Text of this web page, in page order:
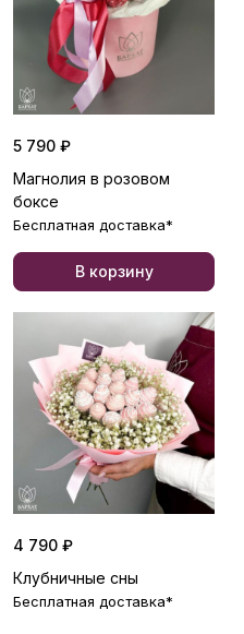
5 790 ₽
Магнолия в розовом
боксе
Бесплатная доставка*
В корзину
4 790 ₽
Клубничные сны
Бесплатная доставка*